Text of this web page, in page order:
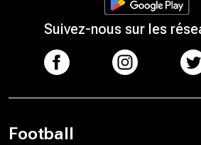
Suivez-nous sur les
Football